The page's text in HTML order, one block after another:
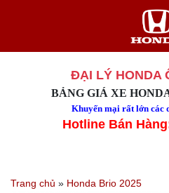
ĐẠI LÝ HONDA
BẢNG GIÁ XE
Khuyến mại rất lớn các
Hotline Bán
Trang chủ » Honda Brio 2025